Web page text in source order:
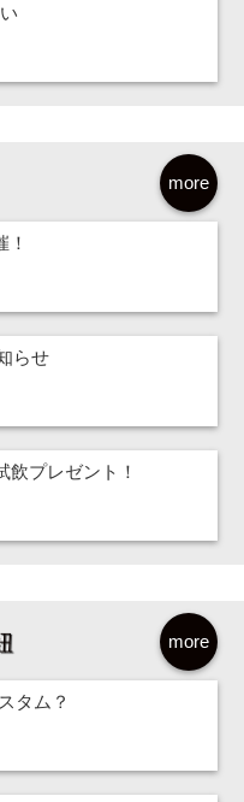
more
らせ
飲プレゼント！
more
タム？